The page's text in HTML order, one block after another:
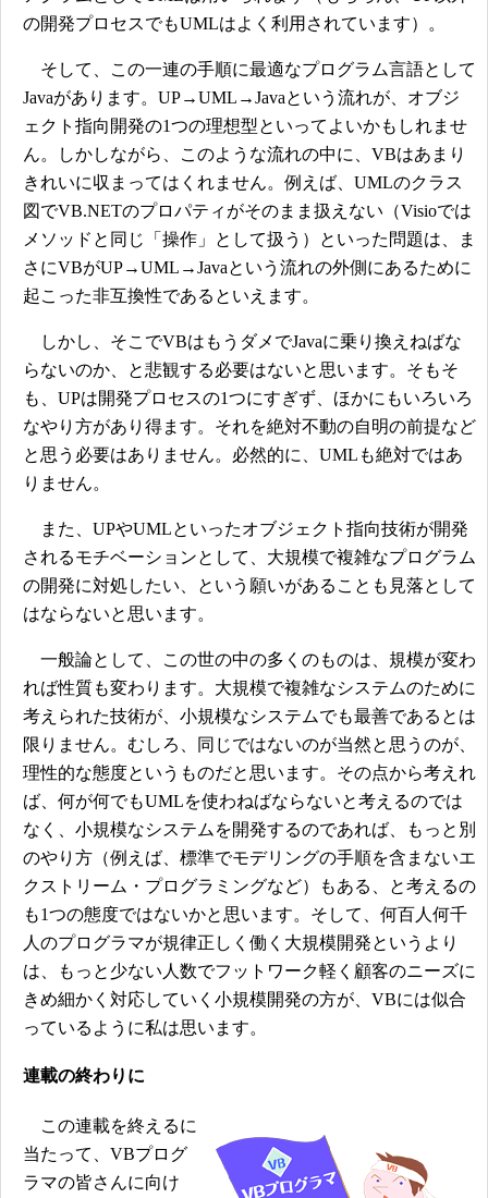
の開発プロセスでもUMLはよく利用されています）。
そして、この一連の手順に最適なプログラム言語として
Javaがあります。UP→UML→Javaという流れが、オブジ
ェクト指向開発の1つの理想型といってよいかもしれませ
ん。しかしながら、このような流れの中に、VBはあまり
きれいに収まってはくれません。例えば、UMLのクラス
図でVB.NETのプロパティがそのまま扱えない（Visioでは
メソッドと同じ「操作」として扱う）といった問題は、ま
さにVBがUP→UML→Javaという流れの外側にあるために
起こった非互換性であるといえます。
しかし、そこでVBはもうダメでJavaに乗り換えねばな
らないのか、と悲観する必要はないと思います。そもそ
も、UPは開発プロセスの1つにすぎず、ほかにもいろいろ
なやり方があり得ます。それを絶対不動の自明の前提など
と思う必要はありません。必然的に、UMLも絶対ではあ
りません。
また、UPやUMLといったオブジェクト指向技術が開発
されるモチベーションとして、大規模で複雑なプログラム
の開発に対処したい、という願いがあることも見落として
はならないと思います。
一般論として、この世の中の多くのものは、規模が変わ
れば性質も変わります。大規模で複雑なシステムのために
考えられた技術が、小規模なシステムでも最善であるとは
限りません。むしろ、同じではないのが当然と思うのが、
理性的な態度というものだと思います。その点から考えれ
ば、何が何でもUMLを使わねばならないと考えるのでは
なく、小規模なシステムを開発するのであれば、もっと別
のやり方（例えば、標準でモデリングの手順を含まないエ
クストリーム・プログラミングなど）もある、と考えるの
も1つの態度ではないかと思います。そして、何百人何千
人のプログラマが規律正しく働く大規模開発というより
は、もっと少ない人数でフットワーク軽く顧客のニーズに
きめ細かく対応していく小規模開発の方が、VBには似合
っているように私は思います。
連載の終わりに
この連載を終えるに
当たって、VBプログ
ラマの皆さんに向け